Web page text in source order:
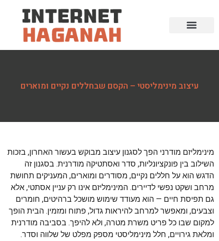
עיצוב מינימליסטי – הקסם שבחללים נקיים ומוארים
מינימליזם מודרני הפך לסגנון עיצוב מבוקש בעשור האחרון, בזכות
השילוב בין פונקציונליות, סדר ואסתטיקה מודרנית. בסגנון זה
הדגש הוא על חללים נקיים, מסודרים ומוארים, המעניקים תחושת
מרחב ושקט נפשי לדיירים. המינימליזם אינו רק עניין אסתטי, אלא
גם תפיסת חיים — הוא מעודד שימוש מושכל ברהיטים, חומרים
וצבעים, ומאפשר למרחב להיראות גדול, פתוח ומזמין. הבית הופך
למקום שבו כל פריט משרת מטרה, ולא להיפך. בסביבה מודרנית
ומלאת גירויים, חלל מינימליסטי מספק מפלט של שלווה וסדר.